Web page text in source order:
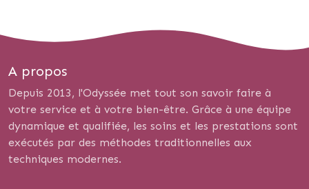
A propos
Depuis 2013, l'Odyssée met tout son savoir faire à
votre service et à votre bien-être. Grâce à une équipe
dynamique et qualifiée, les soins et les prestations sont
exécutés par des méthodes traditionnelles aux
techniques modernes.